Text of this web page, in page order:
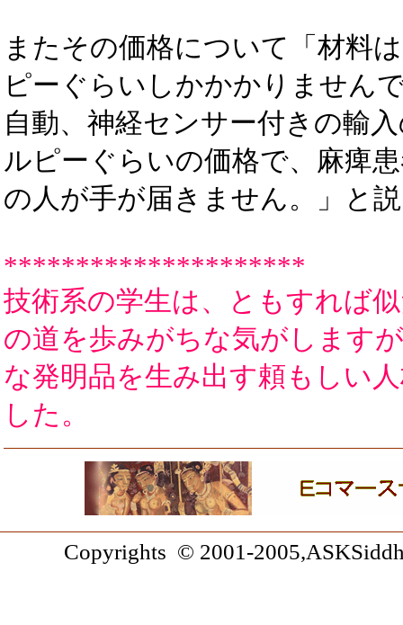
またその価格について「材料
ピーぐらいしかかかりません
自動、神経センサー付きの輸
ルピーぐらいの価格で、麻痺
の人が手が届きません。」と
*********************
技術系の学生は、ともすれば
の道を歩みがちな気がします
な発明品を生み出す頼もしい
した。
Copyrights © 2001-